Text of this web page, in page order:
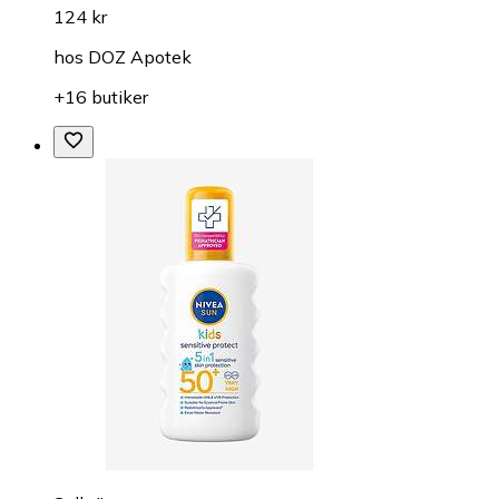
124 kr
hos DOZ Apotek
+16 butiker